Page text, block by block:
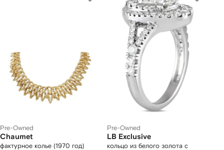
Pre-Owned
Chaumet
фактурное колье (1970 год)
Pre-Owned
LB Exclusive
кольцо из белого золота с